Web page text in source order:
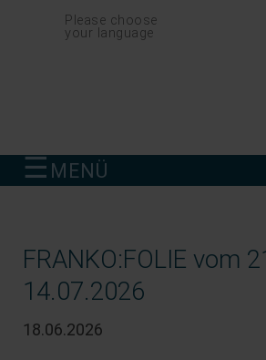
Navigation
überspringenPlease choose
your language
☰ MENÜ
FRANKO:FOLIE vom
14.07.2026
18.06.2026